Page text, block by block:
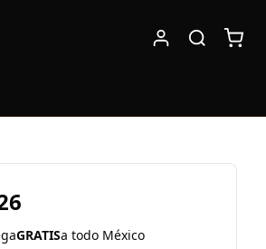
GRATISa todo México